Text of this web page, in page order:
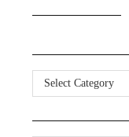
Kategorier